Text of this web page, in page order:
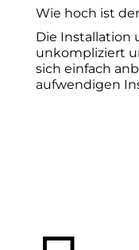
Wie hoch ist
Die Installation
unkompliziert
sich einfach
aufwendigen